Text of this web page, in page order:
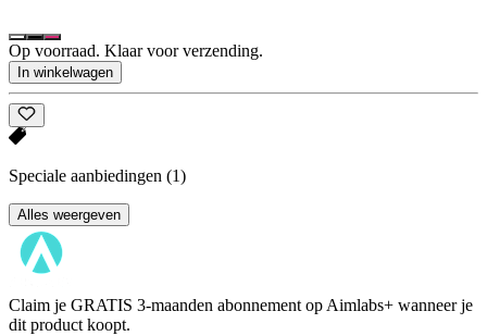
Op voorraad. Klaar voor verzending.
In winkelwagen
Speciale aanbiedingen (1)
Alles weergeven
Claim je GRATIS 3-maanden abonnement op Aimlabs+ wanneer je
dit product koopt.